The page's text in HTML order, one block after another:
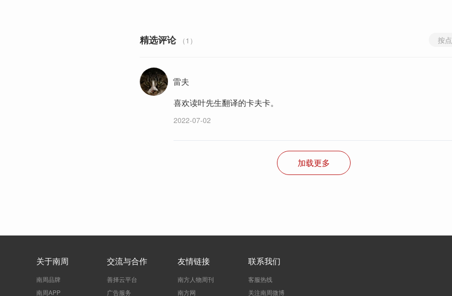
精选评论 （1） 按
雷夫
喜欢读叶先生翻译的卡夫卡。
2022-07-02
加载更多
关于南周
南周品牌
南周APP
交流与合作
善择云平台
广告服务
友情链接
南方人物周刊
南方网
联系我们
客服热线
关注南周微博